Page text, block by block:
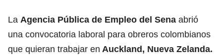
La Agencia Pública de Empleo del Sena abrió
una convocatoria laboral para obreros colombianos
que quieran trabajar en Auckland, Nueva Zelanda.